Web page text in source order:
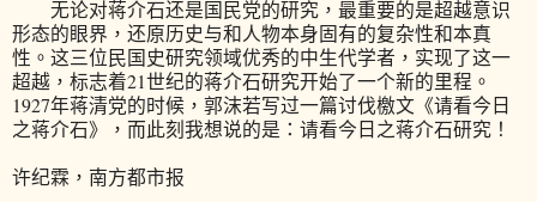
无论对蒋介石还是国民党的研究，最重要的是超越意识
形态的眼界，还原历史与和人物本身固有的复杂性和本真
性。这三位民国史研究领域优秀的中生代学者，实现了这一
超越，标志着21世纪的蒋介石研究开始了一个新的里程。
1927年蒋清党的时候，郭沫若写过一篇讨伐檄文《请看今日
之蒋介石》，而此刻我想说的是：请看今日之蒋介石研究！
许纪霖，南方都市报